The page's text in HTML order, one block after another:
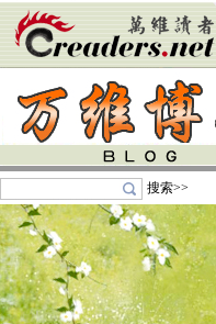
搜索>>